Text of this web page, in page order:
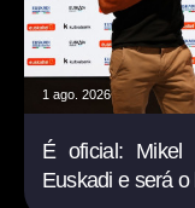
1 ago. 2026
É oficial: Mikel
Euskadi e será